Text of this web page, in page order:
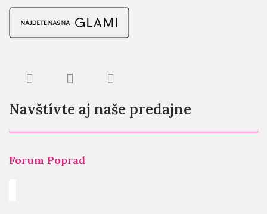
Navštívte aj naše predajne
Forum Poprad